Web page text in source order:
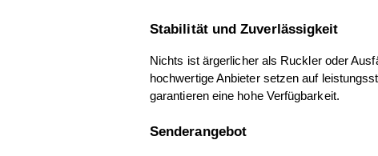
Stabilität und Zuverlässigkeit
Nichts ist ärgerlicher als Ruckler oder
hochwertige Anbieter setzen auf
garantieren eine hohe Verfügbarkeit.
Senderangebot